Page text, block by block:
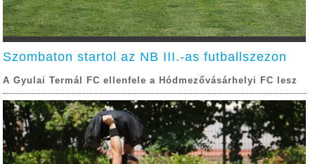
Szombaton startol az NB III.-as futballszezon
A Gyulai Termál FC ellenfele a Hódmezővásárhelyi FC lesz